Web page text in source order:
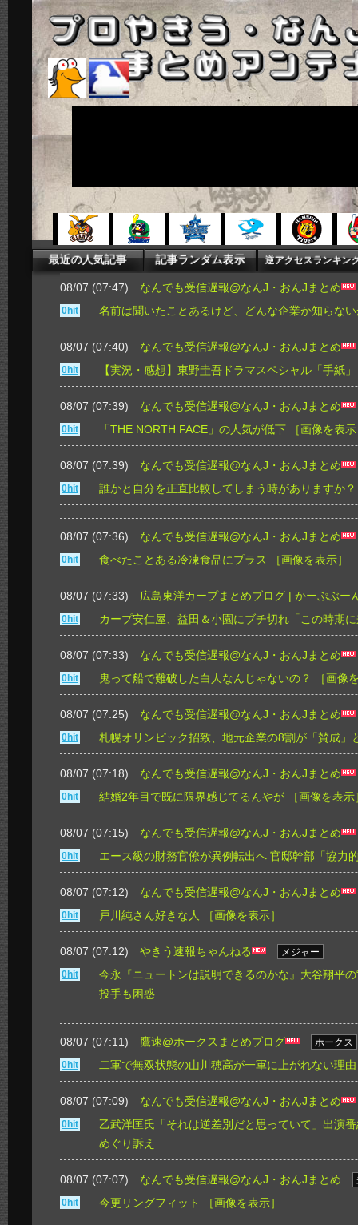
08/07 (07:47) なんでも受信遅報@なんJ・おんJまとめ
0hit 名前は聞いたことあるけど、どんな企業か知らな
08/07 (07:40) なんでも受信遅報@なんJ・おんJまとめ
0hit 【実況・感想】東野圭吾ドラマスペシャル「手紙」
08/07 (07:39) なんでも受信遅報@なんJ・おんJまとめ
0hit 「THE NORTH FACE」の人気が低下 ［画像を表
08/07 (07:39) なんでも受信遅報@なんJ・おんJまとめ
0hit 誰かと自分を正直比較してしまう時がありますか？
08/07 (07:36) なんでも受信遅報@なんJ・おんJまとめ
0hit 食べたことある冷凍食品にプラス ［画像を表示］
08/07 (07:33) 広島東洋カープまとめブログ | かーぷぶー
0hit カープ安仁屋、益田＆小園にブチ切れ「この時期
08/07 (07:33) なんでも受信遅報@なんJ・おんJまとめ
0hit 鬼って船で難破した白人なんじゃないの？ ［画像
08/07 (07:25) なんでも受信遅報@なんJ・おんJまとめ
0hit 札幌オリンピック招致、地元企業の8割が「賛成」
08/07 (07:18) なんでも受信遅報@なんJ・おんJまとめ
0hit 結婚2年目で既に限界感じてるんやが ［画像を表示
08/07 (07:15) なんでも受信遅報@なんJ・おんJまとめ
0hit エース級の財務官僚が異例転出へ 官邸幹部「協力
08/07 (07:12) なんでも受信遅報@なんJ・おんJまとめ
0hit 戸川純さん好きな人 ［画像を表示］
08/07 (07:12) やきう速報ちゃんねる
メジャー
0hit
今永『ニュートンは説明できるのかな』大谷翔平
投手も困惑
08/07 (07:11) 鷹速@ホークスまとめブログ
ホークス
0hit
二軍で無双状態の山川穂高が一軍に上がれない理由
08/07 (07:09) なんでも受信遅報@なんJ・おんJまとめ
0hit
乙武洋匡氏「それは逆差別だと思っていて」出演
めぐり訴え
08/07 (07:07) なんでも受信遅報@なんJ・おんJまとめ
0hit
今更リングフィット ［画像を表示］